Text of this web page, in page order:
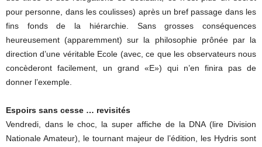
pour personne, dans les coulisses) après un bref passage dans les
fins fonds de la hiérarchie. Sans grosses conséquences
heureusement (apparemment) sur la philosophie prônée par la
direction d’une véritable Ecole (avec, ce que les observateurs nous
concèderont facilement, un grand «E») qui n’en finira pas de
donner l’exemple.
Espoirs sans cesse … revisités
Vendredi, dans le choc, la super affiche de la DNA (lire Division
Nationale Amateur), le tournant majeur de l’édition, les Hydris sont